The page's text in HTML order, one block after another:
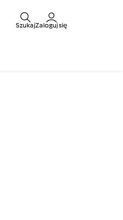
SzukajZaloguj się